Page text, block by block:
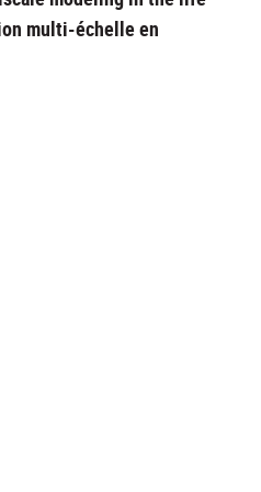
multi-échelle en